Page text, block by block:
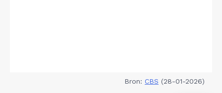
Bron: CBS (28-01-2026)